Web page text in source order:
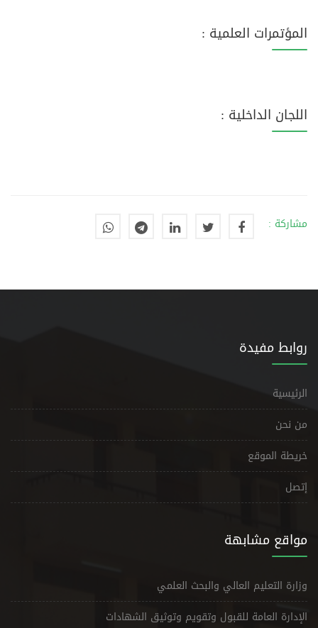
المؤتمرات العلمية :
اللجان الداخلية :
مشاركة :
روابط مفيدة
الرئيسية
من نحن
خريطة الموقع
إتصل
مواقع مشابهة
وزارة التعليم العالي والبحث العلمي
الإدارة العامة للقبول وتقويم وتوثيق الشهادات